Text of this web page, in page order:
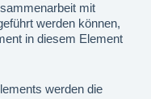
mit
werden können,
in diesem Element
werden die